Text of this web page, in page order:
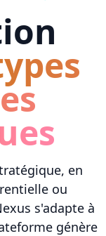
en
ou
s'adapte à
génère